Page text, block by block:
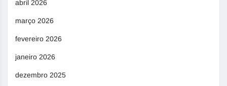
abril 2026
março 2026
fevereiro 2026
janeiro 2026
dezembro 2025